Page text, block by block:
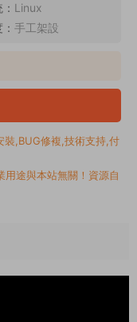
Linux
手工架設
裝,BUG修複,技術支持,付
途與本站無關！資源自